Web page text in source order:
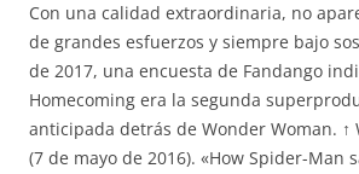
Con una calidad extraordinaria, no
de grandes esfuerzos y siempre bajo
de 2017, una encuesta de Fandango
Homecoming era la segunda
anticipada detrás de Wonder Woman.
(7 de mayo de 2016). «How Spider-Man